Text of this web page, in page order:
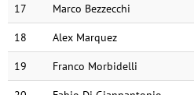
17 Marco Bezzecchi
18 Alex Marquez
19 Franco Morbidelli